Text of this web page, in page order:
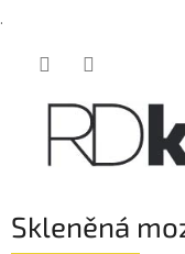
.
Skleněná